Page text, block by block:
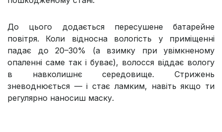
До цього додається пересушене батарейне
повітря. Коли відносна вологість у приміщенні
падає до 20–30% (а взимку при увімкненому
опаленні саме так і буває), волосся віддає вологу
в навколишнє середовище. Стрижень
зневоднюється — і стає ламким, навіть якщо ти
регулярно наносиш маску.